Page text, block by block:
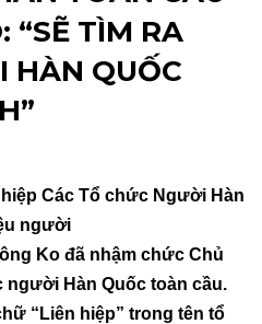
“SẼ TÌM RA
HÀN QUỐC
Các Tổ chức Người Hàn
người
Ko đã nhậm chức Chủ
Hàn Quốc toàn cầu.
“Liên hiệp” trong tên tổ